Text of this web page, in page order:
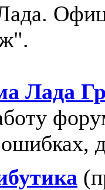
Лада